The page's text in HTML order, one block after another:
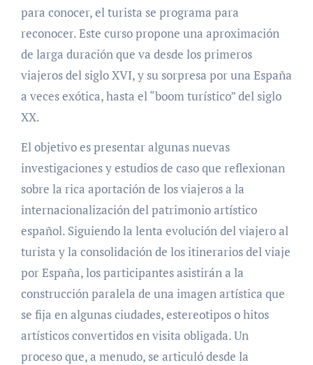
para conocer, el turista se programa para
reconocer. Este curso propone una aproximación
de larga duración que va desde los primeros
viajeros del siglo XVI, y su sorpresa por una España
a veces exótica, hasta el “boom turístico” del siglo
XX.
El objetivo es presentar algunas nuevas
investigaciones y estudios de caso que reflexionan
sobre la rica aportación de los viajeros a la
internacionalización del patrimonio artístico
español. Siguiendo la lenta evolución del viajero al
turista y la consolidación de los itinerarios del viaje
por España, los participantes asistirán a la
construcción paralela de una imagen artística que
se fija en algunas ciudades, estereotipos o hitos
artísticos convertidos en visita obligada. Un
proceso que, a menudo, se articuló desde la